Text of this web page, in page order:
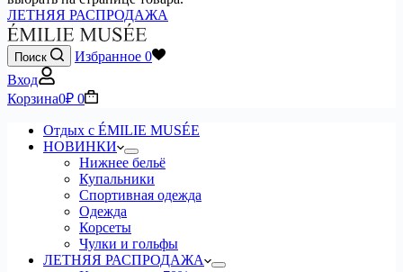
ЛЕТНЯЯ РАСПРОДАЖА
Поиск Избранное 0
Вход
Корзина0₽ 0
Отдых с ÉMILIE MUSÉE
НОВИНКИ
Нижнее бельё
Купальники
Спортивная одежда
Одежда
Корсеты
Чулки и гольфы
ЛЕТНЯЯ РАСПРОДАЖА